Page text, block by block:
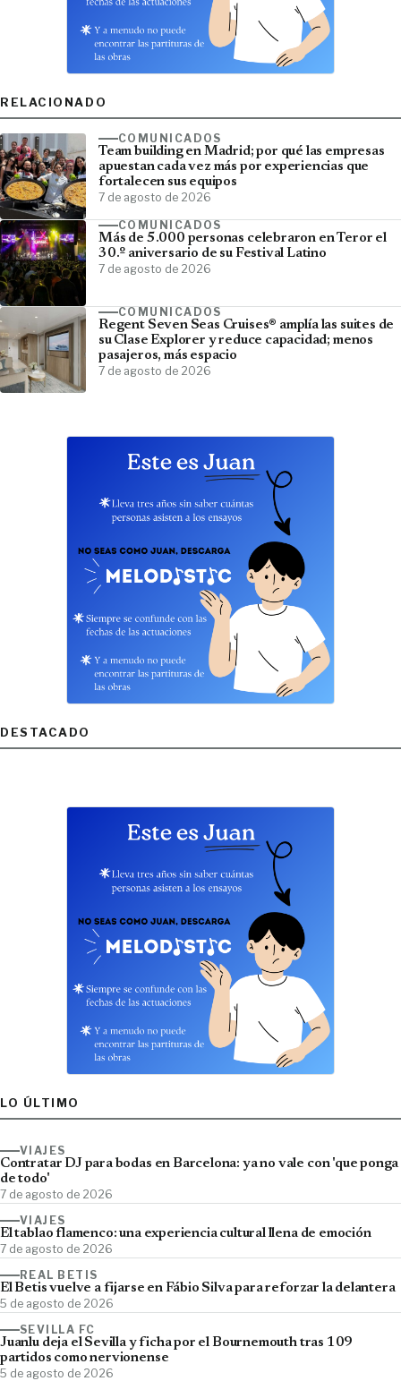
RELACIONADO
COMUNICADOS
Team building en Madrid; por qué las empresas
apuestan cada vez más por experiencias que
fortalecen sus equipos
7 de agosto de 2026
COMUNICADOS
Más de 5.000 personas celebraron en Teror el
30.º aniversario de su Festival Latino
7 de agosto de 2026
COMUNICADOS
Regent Seven Seas Cruises® amplía las suites de
su Clase Explorer y reduce capacidad; menos
pasajeros, más espacio
7 de agosto de 2026
DESTACADO
LO ÚLTIMO
VIAJES
Contratar DJ para bodas en Barcelona: ya no vale con 'que ponga
de todo'
7 de agosto de 2026
VIAJES
El tablao flamenco: una experiencia cultural llena de emoción
7 de agosto de 2026
REAL BETIS
El Betis vuelve a fijarse en Fábio Silva para reforzar la delantera
5 de agosto de 2026
SEVILLA FC
Juanlu deja el Sevilla y ficha por el Bournemouth tras 109
partidos como nervionense
5 de agosto de 2026